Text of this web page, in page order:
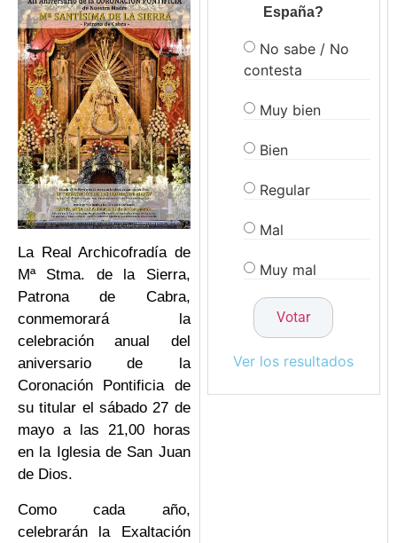
La Real Archicofradía de
Mª Stma. de la Sierra,
Patrona de Cabra,
conmemorará la
celebración anual del
aniversario de la
Coronación Pontificia de
su titular el sábado 27 de
mayo a las 21,00 horas
en la Iglesia de San Juan
de Dios.
Como cada año,
celebrarán la Exaltación
España?
No sabe / No
contesta
Muy bien
Bien
Regular
Mal
Muy mal
Ver los resultados